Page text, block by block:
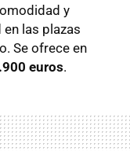
y
las plazas
Se ofrece en
euros.